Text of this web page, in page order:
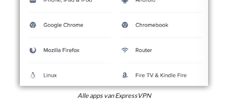
Alle apps van ExpressVPN